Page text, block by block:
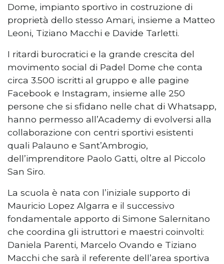
Dome, impianto sportivo in costruzione di
proprietà dello stesso Amari, insieme a Matteo
Leoni, Tiziano Macchi e Davide Tarletti.
I ritardi burocratici e la grande crescita del
movimento social di Padel Dome che conta
circa 3.500 iscritti al gruppo e alle pagine
Facebook e Instagram, insieme alle 250
persone che si sfidano nelle chat di Whatsapp,
hanno permesso all’Academy di evolversi alla
collaborazione con centri sportivi esistenti
quali Palauno e Sant’Ambrogio,
dell’imprenditore Paolo Gatti, oltre al Piccolo
San Siro.
La scuola è nata con l’iniziale supporto di
Mauricio Lopez Algarra e il successivo
fondamentale apporto di Simone Salernitano
che coordina gli istruttori e maestri coinvolti:
Daniela Parenti, Marcelo Ovando e Tiziano
Macchi che sarà il referente dell’area sportiva